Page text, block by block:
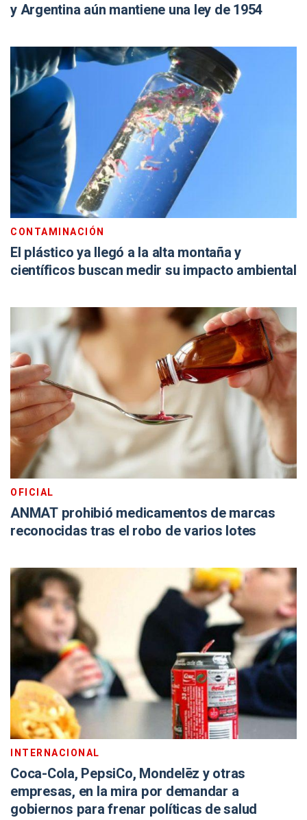
y Argentina aún mantiene una ley de 1954
CONTAMINACIÓN
El plástico ya llegó a la alta montaña y
científicos buscan medir su impacto ambiental
OFICIAL
ANMAT prohibió medicamentos de marcas
reconocidas tras el robo de varios lotes
INTERNACIONAL
Coca-Cola, PepsiCo, Mondelēz y otras
empresas, en la mira por demandar a
gobiernos para frenar políticas de salud